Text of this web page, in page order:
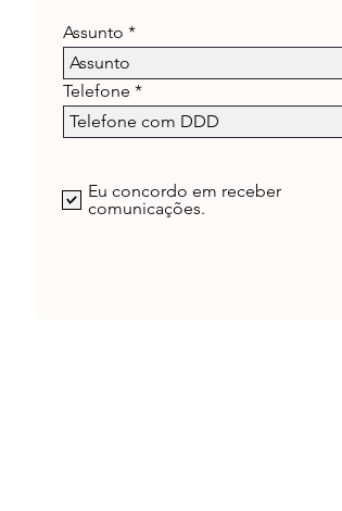
Assunto
Telefone
Eu concordo em receber
comunicações.